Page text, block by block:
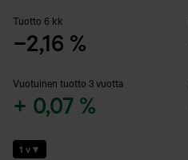
Tuotto 6 kk
−2,16 %
Vuotuinen tuotto 3 vuotta
+ 0,07 %
Chart
1 v ▾